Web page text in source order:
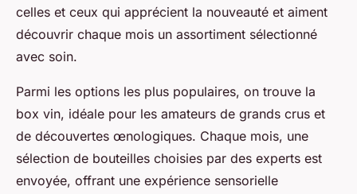
celles et ceux qui apprécient la nouveauté et aiment
découvrir chaque mois un assortiment sélectionné
avec soin.
Parmi les options les plus populaires, on trouve la
box vin, idéale pour les amateurs de grands crus et
de découvertes œnologiques. Chaque mois, une
sélection de bouteilles choisies par des experts est
envoyée, offrant une expérience sensorielle